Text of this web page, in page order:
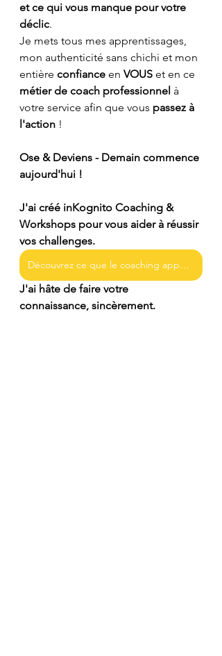
et ce qui vous manque pour votre
déclic.
Je mets tous mes apprentissages,
mon authenticité sans chichi et mon
entière confiance en VOUS et en ce
métier de coach professionnel à
votre service afin que vous passez à
l'action !
Ose & Deviens - Demain commence
aujourd'hui !
J'ai créé inKognito Coaching &
Workshops pour vous aider à réussir
vos challenges.
Découvrez ce que le coaching apporte à mes clients
J'ai hâte de faire votre
connaissance, sincèrement.